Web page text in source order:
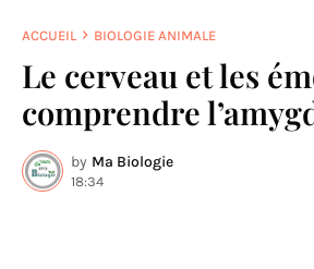
ACCUEIL BIOLOGIE ANIMALE
Le cerveau et les
comprendre
by Ma Biologie
18:34